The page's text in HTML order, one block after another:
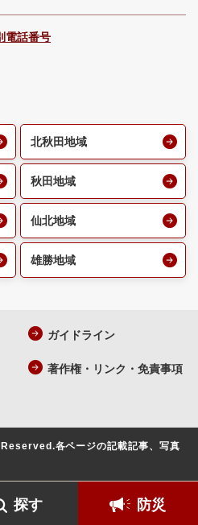
探す 防災
電話番号
北秋田地域
秋田地域
仙北地域
雄勝地域
ガイドライン
著作権・リンク・免責事項
各ページの記載記事、写真